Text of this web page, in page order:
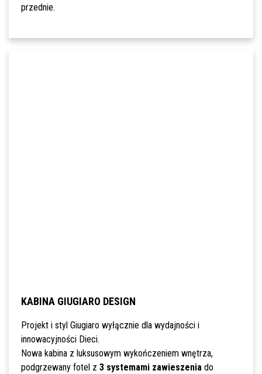
przednie.
KABINA GIUGIARO DESIGN
Projekt i styl Giugiaro wyłącznie dla wydajności i
innowacyjności Dieci.
Nowa kabina z luksusowym wykończeniem wnętrza,
podgrzewany fotel z 3 systemami zawieszeniado